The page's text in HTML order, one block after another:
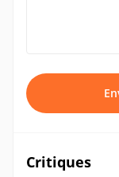
Critiques